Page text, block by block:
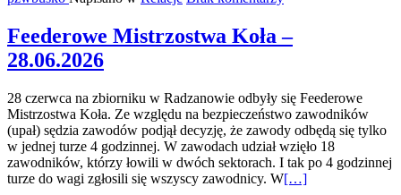
Feederowe Mistrzostwa Koła –
28.06.2026
28 czerwca na zbiorniku w Radzanowie odbyły się Feederowe
Mistrzostwa Koła. Ze względu na bezpieczeństwo zawodników
(upał) sędzia zawodów podjął decyzję, że zawody odbędą się tylko
w jednej turze 4 godzinnej. W zawodach udział wzięło 18
zawodników, którzy łowili w dwóch sektorach. I tak po 4 godzinnej
turze do wagi zgłosili się wszyscy zawodnicy. WWięcej
[…]